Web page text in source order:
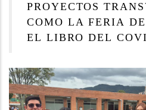
PROYECTOS
COMO LA FERIA
EL LIBRO DEL